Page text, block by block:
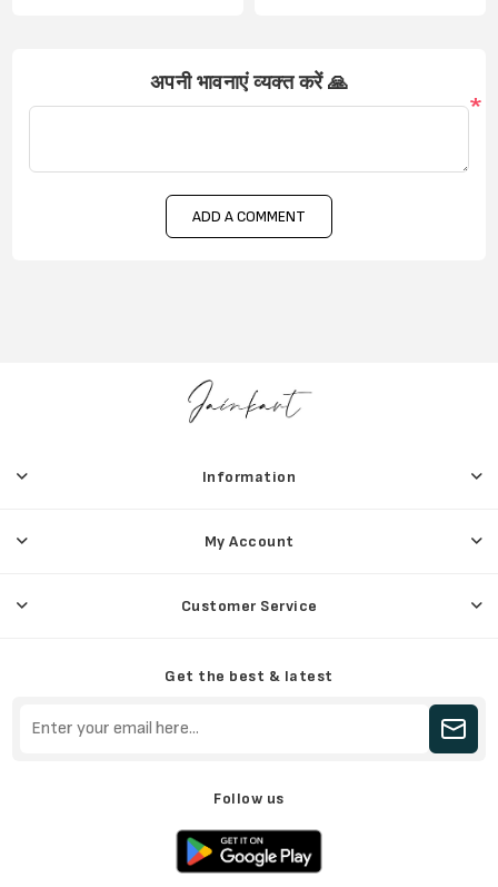
अपनी भावनाएं व्यक्त करें 🙏
*
ADD A COMMENT
Information
My Account
Customer Service
Get the best & latest
Follow us